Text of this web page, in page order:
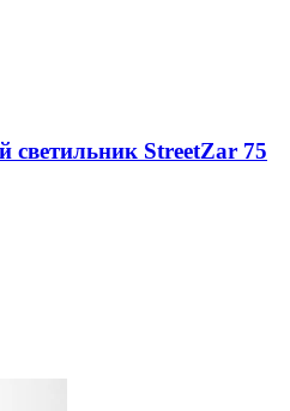
светильник StreetZar 75